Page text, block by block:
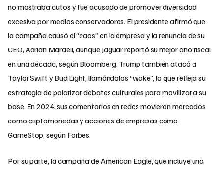
no mostraba autos y fue acusado de promover diversidad
excesiva por medios conservadores. El presidente afirmó que
la campaña causó el “caos” en la empresa y la renuncia de su
CEO, Adrian Mardell, aunque Jaguar reportó su mejor año fiscal
en una década, según Bloomberg. Trump también atacó a
Taylor Swift y Bud Light, llamándolos “woke”, lo que refleja su
estrategia de polarizar debates culturales para movilizar a su
base. En 2024, sus comentarios en redes movieron mercados
como criptomonedas y acciones de empresas como
GameStop, según Forbes.
Por su parte, la campaña de American Eagle, que incluye una